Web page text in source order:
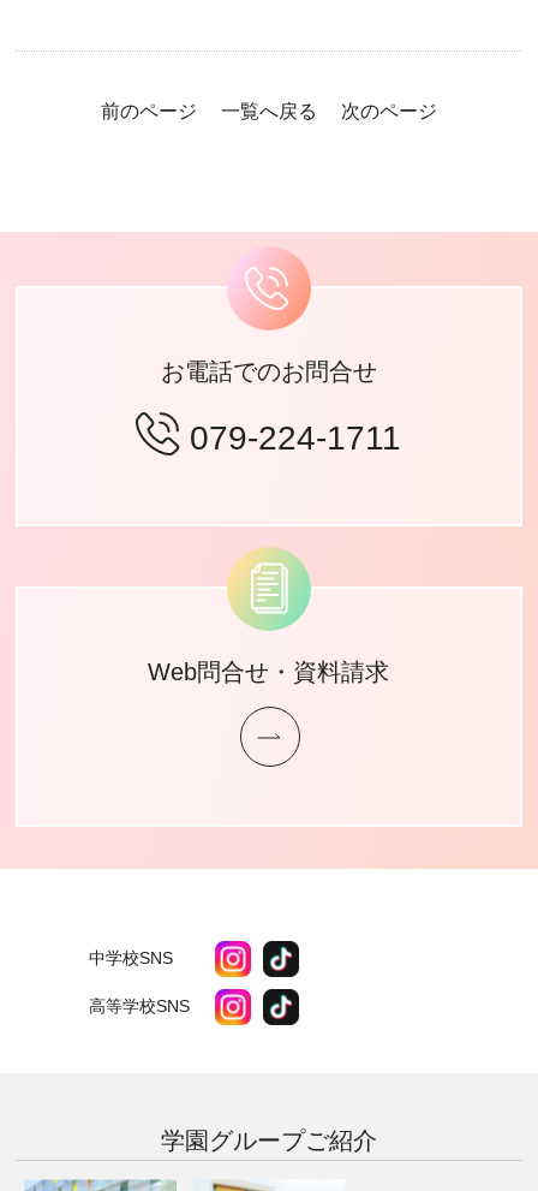
前のページ 次のページ
一覧へ戻る
お電話でのお問合せ
079-224-1711
Web問合せ・資料請求
中学校SNS
高等学校SNS
学園グループご紹介